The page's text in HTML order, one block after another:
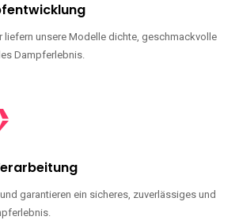
liefern unsere Modelle dichte, geschmackvolle
Dampferlebnis.
garantieren ein sicheres, zuverlässiges und